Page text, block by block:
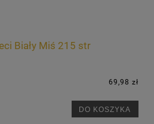
Biały Miś 215 str
69,98 zł
DO KOSZYKA